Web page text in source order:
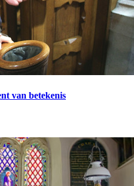
van betekenis